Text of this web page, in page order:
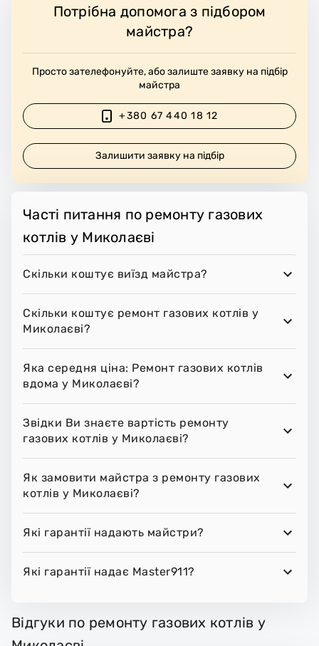
Потрібна допомога з підбором
майстра?
Просто зателефонуйте, або залиште заявку на підбір
майстра
+380 67 440 18 12
Залишити заявку на підбір
Часті питання по ремонту газових
котлів у Миколаєві
Скільки коштує виїзд майстра?
Скільки коштує ремонт газових котлів у
Миколаєві?
Яка середня ціна: Ремонт газових котлів
вдома у Миколаєві?
Звідки Ви знаєте вартість ремонту
газових котлів у Миколаєві?
Як замовити майстра з ремонту газових
котлів у Миколаєві?
Які гарантії надають майстри?
Які гарантії надає Master911?
Відгуки по ремонту газових котлів у